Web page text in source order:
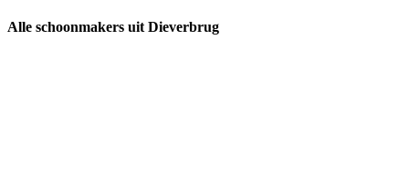
Alle schoonmakers uit Dieverbrug